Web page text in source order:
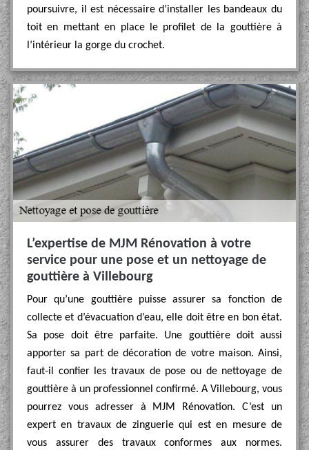
poursuivre, il est nécessaire d’installer les bandeaux du
toit en mettant en place le profilet de la gouttière à
l’intérieur la gorge du crochet.
L’expertise de MJM Rénovation à votre
service pour une pose et un nettoyage de
gouttière à Villebourg
Pour qu’une gouttière puisse assurer sa fonction de
collecte et d’évacuation d’eau, elle doit être en bon état.
Sa pose doit être parfaite. Une gouttière doit aussi
apporter sa part de décoration de votre maison. Ainsi,
faut-il confier les travaux de pose ou de nettoyage de
gouttière à un professionnel confirmé. A Villebourg, vous
pourrez vous adresser à MJM Rénovation. C’est un
expert en travaux de zinguerie qui est en mesure de
vous assurer des travaux conformes aux normes.